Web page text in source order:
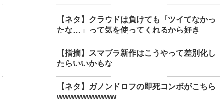
【ネタ】クラウドは負けても「ツイてなかっ
たな…」って気を使ってくれるから好き
【指摘】スマブラ新作はこうやって差別化し
たらいいかもな
【ネタ】ガノンドロフの即死コンボがこちら
wwwwwwwwww